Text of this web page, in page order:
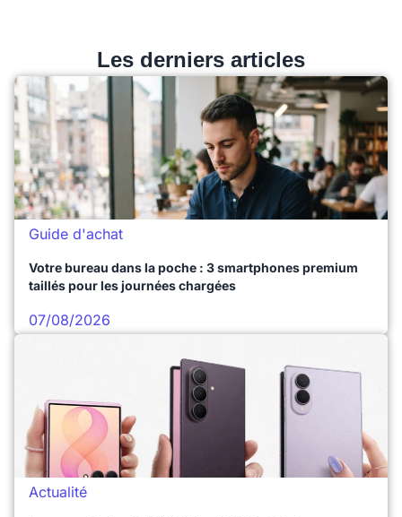
Les derniers articles
Guide d'achat
Votre bureau dans la poche : 3 smartphones premium
taillés pour les journées chargées
07/08/2026
Actualité